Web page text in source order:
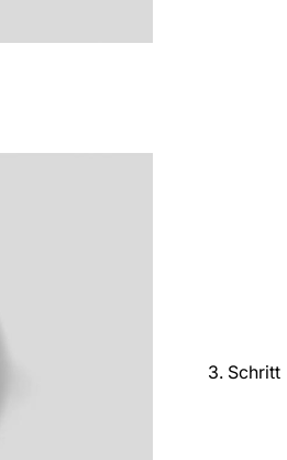
3. Schritt